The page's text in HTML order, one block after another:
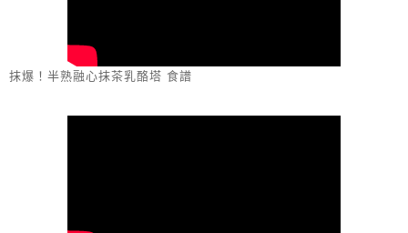
抹爆！半熟融心抹茶乳酪塔 食譜